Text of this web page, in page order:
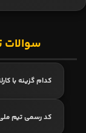
سوالات
کدام گزینه با
کد رسمی تیم ملی